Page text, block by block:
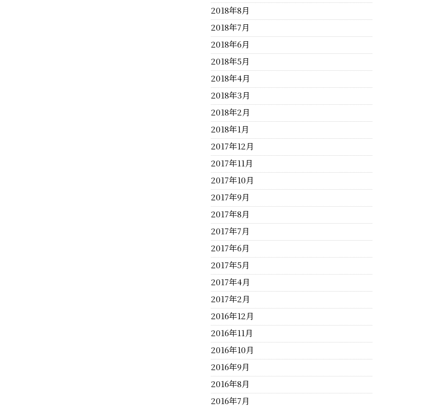
2018年8月
2018年7月
2018年6月
2018年5月
2018年4月
2018年3月
2018年2月
2018年1月
2017年12月
2017年11月
2017年10月
2017年9月
2017年8月
2017年7月
2017年6月
2017年5月
2017年4月
2017年2月
2016年12月
2016年11月
2016年10月
2016年9月
2016年8月
2016年7月